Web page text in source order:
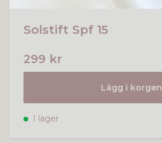
Solstift Spf 15
299 kr
Lägg i korgen
I lager